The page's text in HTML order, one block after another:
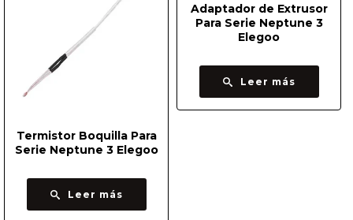
Termistor Boquilla Para
Serie Neptune 3 Elegoo
Leer más
Adaptador de Extrusor
Para Serie Neptune 3
Elegoo
Leer más